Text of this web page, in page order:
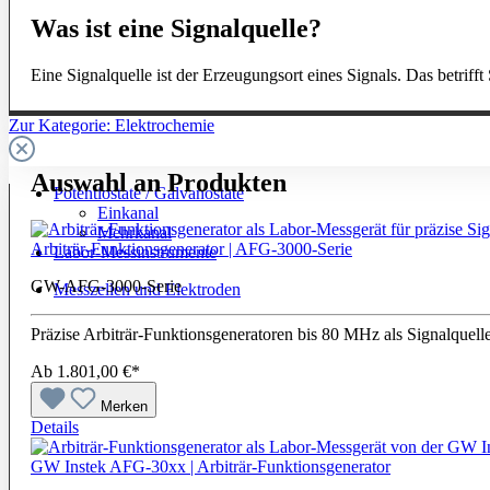
Zur Kategorie: Elektrochemie
Potentiostate / Galvanostate
Einkanal
Mehrkanal
Labor-Messinstrumente
Messzellen und Elektroden
Was ist eine Signalquelle?
Eine Signalquelle ist der Erzeugungsort eines Signals. Das betrifft
Auswahl an Produkten
Arbiträr-Funktionsgenerator | AFG-3000-Serie
GW-AFG-3000-Serie
Präzise Arbiträr-Funktionsgeneratoren bis 80 MHz als
Ab 1.801,00 €*
Merken
Details
GW Instek AFG-30xx | Arbiträr-Funktionsgenerator